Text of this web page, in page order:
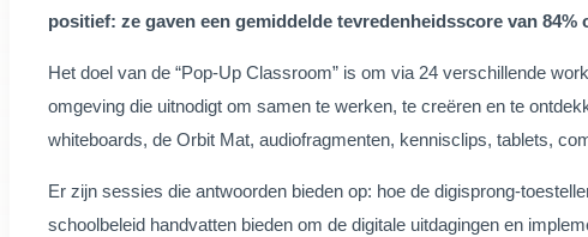
positief: ze gaven een gemiddelde tevredenheidsscore van
Het doel van de “Pop-Up Classroom” is om via 24 verschillende
omgeving die uitnodigt om samen te werken, te creëren en te
whiteboards, de Orbit Mat, audiofragmenten, kennisclips, tablets,
Er zijn sessies die antwoorden bieden op: hoe de digisprong-
schoolbeleid handvatten bieden om de digitale uitdagingen en